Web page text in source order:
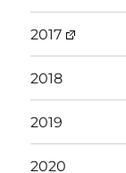
2017
2018
2019
2020